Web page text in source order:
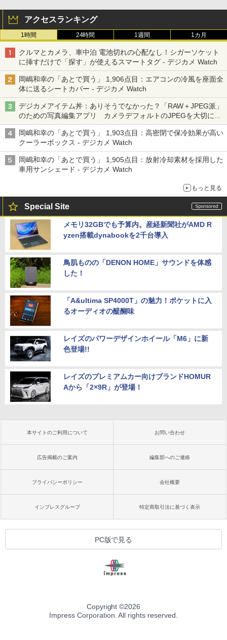
アクセスランキング
1時間 24時間 1週間 1カ月
クルマとカメラ、車中泊 電池切れの心配なし！シガーソケット
に挿すだけで「探す」が使えるスマートタグ - デジカメ Watch
岡嶋和幸の「あとで買う」 1,906点目：エアコンの冷風を座面全
体に送るシートカバー - デジカメ Watch
デジカメアイテム丼：ありそうでなかった？「RAW＋JPEG派」
のための写真編集アプリ カメラデフォルトのJPEGを大切にす
る「Filmator」
岡嶋和幸の「あとで買う」 1,903点目：高密閉で保冷効果が高い
クーラーボックス - デジカメ Watch
岡嶋和幸の「あとで買う」 1,905点目：放射冷却素材を採用した
車用サンシェード - デジカメ Watch
もっと見る
Special Site
メモリ32GBでも予算内。産経新聞社がAMD R
yzen搭載dynabookを2千台導入
鳥肌ものの「DENON HOME」サウンドを体感
した！
「A&ultima SP4000T」の魅力！ポケットに入
るオーディオの醍醐味
レイズのパワーデザインホイール「M6」に新
色登場!!
レイズのプレミアムカー向けブランドHOMUR
Aから「2×9R」が登場！
本サイトのご利用について お問い合わせ
広告掲載のご案内 編集部へのご連絡
プライバシーポリシー 会社概要
インプレスグループ 特定商取引法に基づく表示
PC版で見る
Copyright ©2026
Impress Corporation. All rights reserved.